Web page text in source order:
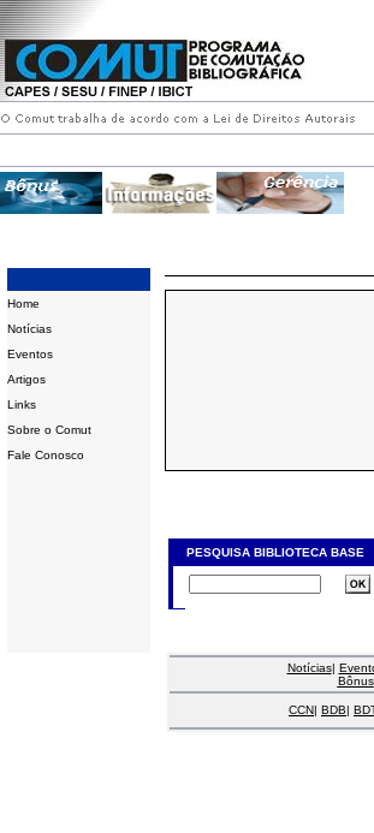
Home
Notícias
Eventos
Artigos
Links
Sobre o Comut
Fale Conosco
PESQUISA BIBLIOTECA BASE
Notícias|
Bônus
CCN| BDB|